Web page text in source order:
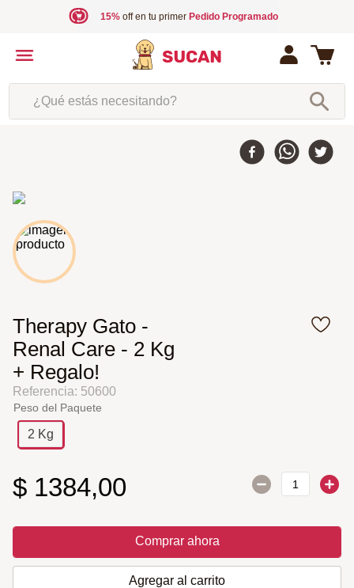
15%off en tu primer Pedido Programado
¿Qué estás necesitando?
Therapy Gato -
Renal Care - 2 Kg
+ Regalo!
Referencia: 50600
Peso del Paquete
2 Kg
$ 1384,00
Comprar ahora
Agregar al carrito